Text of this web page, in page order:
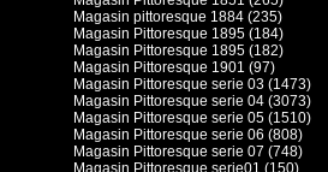
Magasin pittoresque 1884 (235)
Magasin Pittoresque 1895 (184)
Magasin Pittoresque 1895 (182)
Magasin Pittoresque 1901 (97)
Magasin Pittoresque serie 03 (1473)
Magasin Pittoresque serie 04 (3073)
Magasin Pittoresque serie 05 (1510)
Magasin Pittoresque serie 06 (808)
Magasin Pittoresque serie 07 (748)
Magasin Pittoresque serie01 (150)